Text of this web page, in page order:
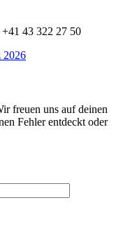
43 322 27 50
2026
freuen uns auf deinen
Fehler entdeckt oder